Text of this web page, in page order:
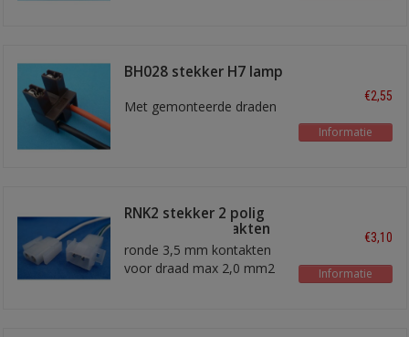
BH028 stekker H7 lamp
Met gemonteerde draden
€2,55
Informatie
RNK2 stekker 2 polig
met ronde kontakten
ronde 3,5 mm kontakten
voor draad max 2,0 mm2
€3,10
Informatie